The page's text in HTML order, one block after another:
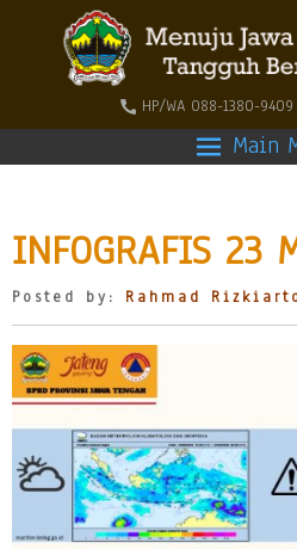
HP/WA 088-1380-9409
Main
INFOGRAFIS 23
Posted by: Rahmad